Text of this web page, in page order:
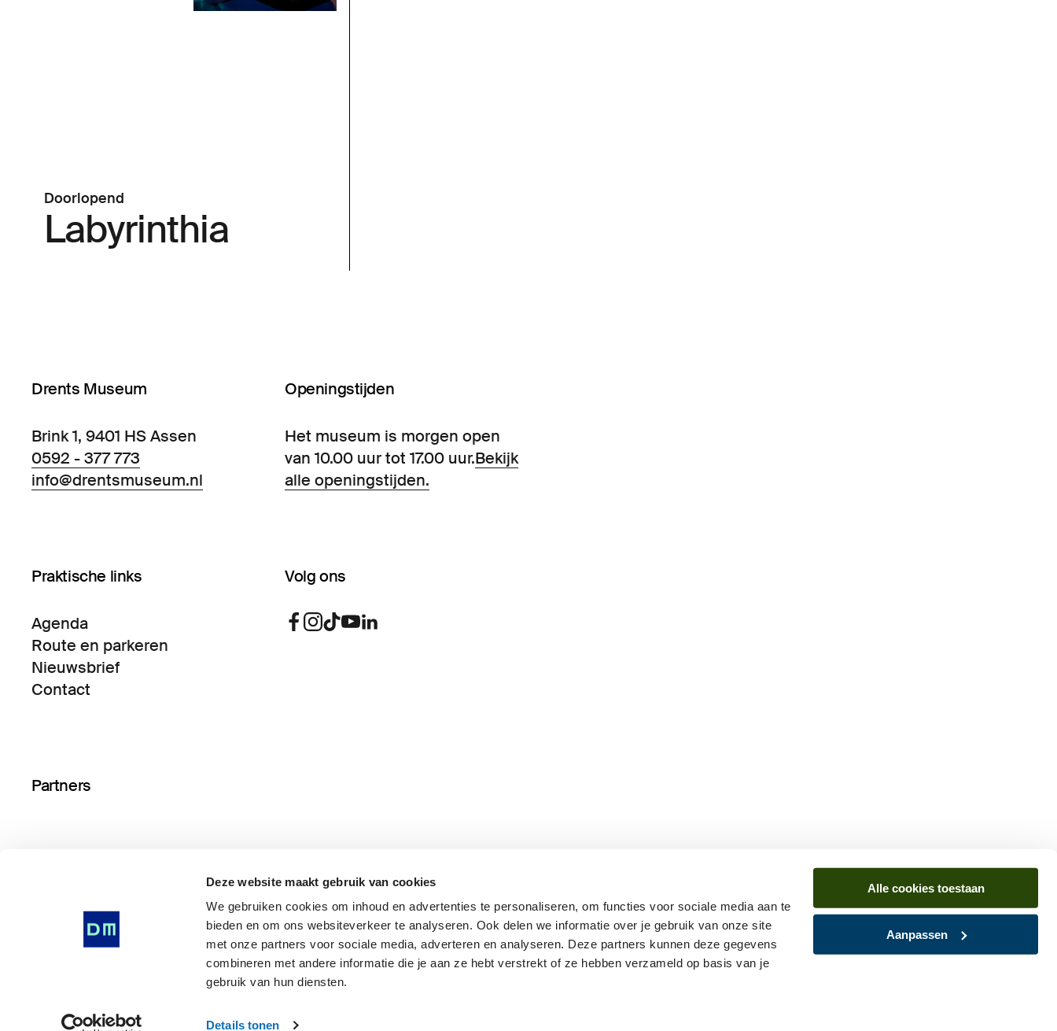
Deze website maakt gebruik van cookies
We gebruiken cookies om inhoud en advertenties te personaliseren, om functies voor sociale media aan te
bieden en om ons websiteverkeer te analyseren. Ook delen we informatie over je gebruik van onze site
met onze partners voor sociale media, adverteren en analyseren. Deze partners kunnen deze gegevens
combineren met andere informatie die je aan ze hebt verstrekt of ze hebben verzameld op basis van je
gebruik van hun diensten.
Details tonen
Alle cookies toestaan
Aanpassen
Doorlopend
Labyrinthia
Drents Museum
Brink 1, 9401 HS Assen
0592 - 377 773
info@drentsmuseum.nl
Openingstijden
Het museum is morgen open
van 10.00 uur tot 17.00 uur.Bekijk
alle openingstijden.
Praktische links
Agenda
Route en parkeren
Nieuwsbrief
Contact
Volg ons
Partners
Cookie voorkeuren